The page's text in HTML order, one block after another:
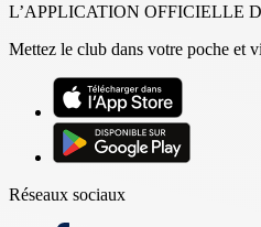
L’APPLICATION OFFICIELLE
Mettez le club dans votre poche et
Réseaux sociaux